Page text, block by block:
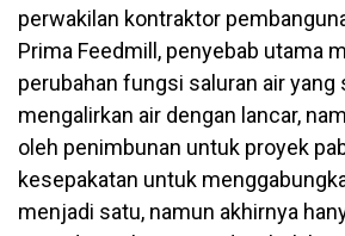
perwakilan kontraktor
Prima Feedmill, penyebab utama
perubahan fungsi saluran air yang
mengalirkan air dengan lancar,
oleh penimbunan untuk proyek
kesepakatan untuk
menjadi satu, namun akhirnya